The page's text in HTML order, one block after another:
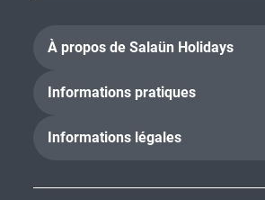
À propos de Salaün Holidays
Informations pratiques
Informations légales